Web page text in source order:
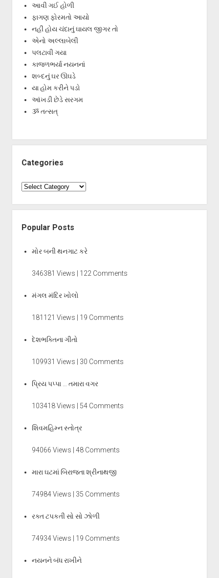
આવી ગઈ હોળી
ફાગણ ફોરમતો આયો
નહીં હોય ચંદાનું ઘાયલ જીગર તો
એનો અલ્લાબેલી
પલટાવી ગયા
કાજળભર્યા નયનનાં
શબ્દનું ઘર ઊઘડે
યા હોમ કરીને પડો
આંખડી છેડે સરગમ
ૐ તત્સત્
Categories
Categories
Popular Posts
મોર બની થનગાટ કરે
346381 Views | 122 Comments
મંગલ મંદિર ખોલો
181121 Views | 19 Comments
દેશભક્તિના ગીતો
109931 Views | 30 Comments
પ્રિય પપ્પા … તમારા વગર
103418 Views | 54 Comments
શિવમહિમ્ન સ્તોત્ર
94066 Views | 48 Comments
મારા ઘટમાં બિરાજતા શ્રીનાથજી
74984 Views | 35 Comments
રક્ત ટપકતી સો સો ઝોળી
74934 Views | 19 Comments
નયનને બંધ રાખીને